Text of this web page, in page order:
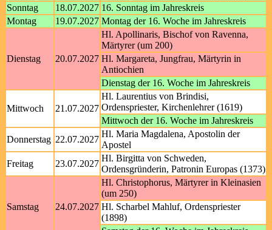
Sonntag
18.07.2027 16. Sonntag im Jahreskreis
Montag
19.07.2027 Montag der 16. Woche im Jahreskreis
Dienstag 20.07.2027
Hl. Apollinaris, Bischof von Ravenna,
Märtyrer (um 200)
Hl. Margareta, Jungfrau, Märtyrin in
Antiochien
Dienstag der 16. Woche im Jahreskreis
Mittwoch 21.07.2027
Hl. Laurentius von Brindisi,
Ordenspriester, Kirchenlehrer (1619)
Mittwoch der 16. Woche im Jahreskreis
Donnerstag 22.07.2027
Hl. Maria Magdalena, Apostolin der
Apostel
Freitag
23.07.2027
Hl. Birgitta von Schweden,
Ordensgründerin, Patronin Europas (1373)
Samstag 24.07.2027
Hl. Christophorus, Märtyrer in Kleinasien
(um 250)
Hl. Scharbel Mahluf, Ordenspriester
(1898)